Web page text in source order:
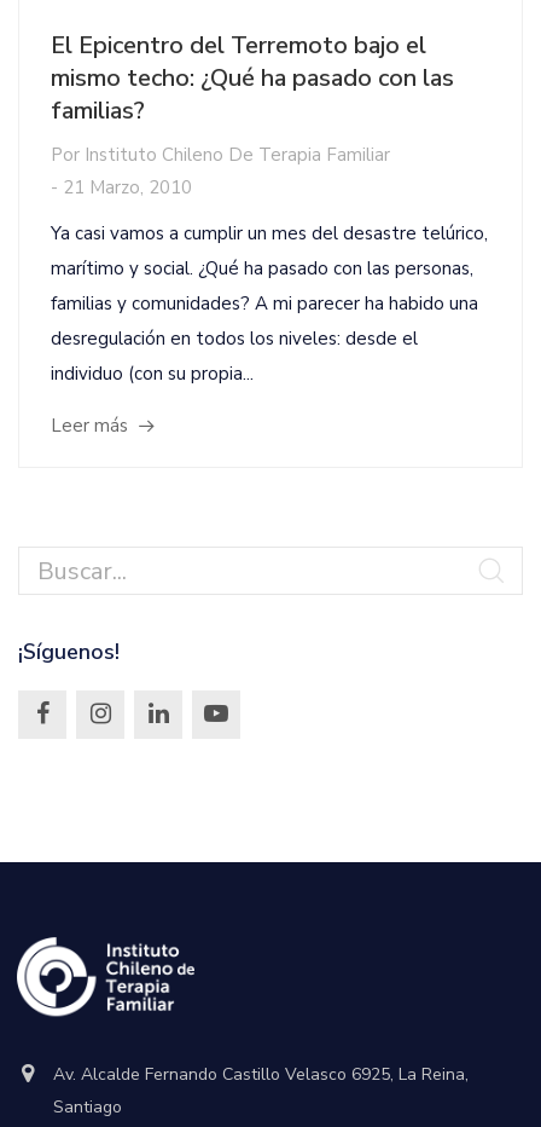
El Epicentro del Terremoto bajo el
mismo techo: ¿Qué ha pasado con las
familias?
Por Instituto Chileno De Terapia Familiar
- 21 Marzo, 2010
Ya casi vamos a cumplir un mes del desastre telúrico,
marítimo y social. ¿Qué ha pasado con las personas,
familias y comunidades? A mi parecer ha habido una
desregulación en todos los niveles: desde el
individuo (con su propia...
Leer más
¡Síguenos!
Av. Alcalde Fernando Castillo Velasco 6925, La Reina,
Santiago